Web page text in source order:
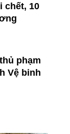
chết, 10
phạm
Vệ binh